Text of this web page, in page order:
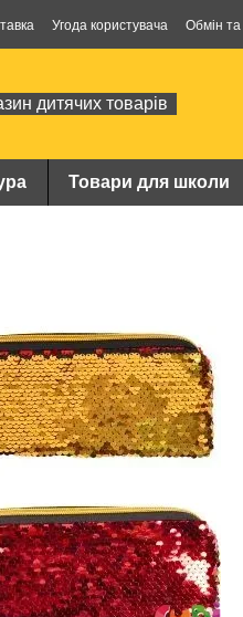
Угода користувача Обмін
дитячих товарів
Товари для школи